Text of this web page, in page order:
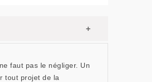
faut pas le négliger. Un
tout projet de la